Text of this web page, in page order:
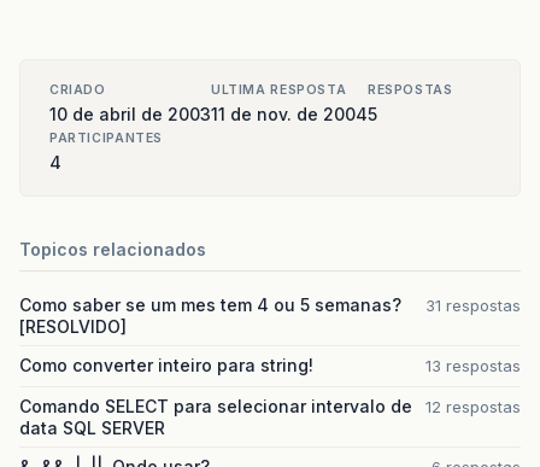
CRIADO
10 de abril de 2003
ULTIMA RESPOSTA
11 de nov. de 2004
RESPOSTAS
5
PARTICIPANTES
4
Topicos relacionados
Como saber se um mes tem 4 ou 5 semanas?
[RESOLVIDO]
31 respostas
Como converter inteiro para string! 13 respostas
Comando SELECT para selecionar intervalo de
data SQL SERVER
12 respostas